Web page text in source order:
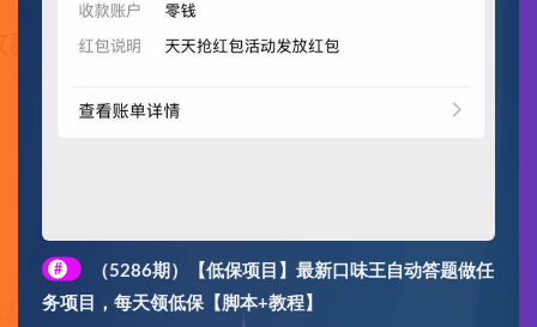
#
（5286期）【低保项目】最新口味王自动答题做任
务项目，每天领低保【脚本+教程】